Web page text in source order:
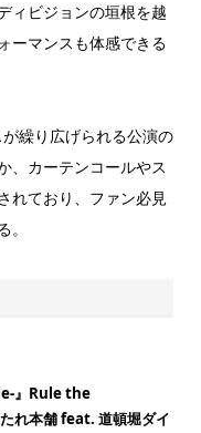
ィビジョンの垣根を越
ーマンスも体感できる
繰り広げられる公演の
、カーテンコールやス
れており、ファン必見
』Rule the
れ本舗 feat. 道頓堀ダイ